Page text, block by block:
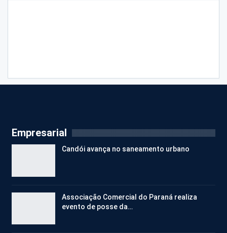
Empresarial
Candói avança no saneamento urbano
Associação Comercial do Paraná realiza
evento de posse da…